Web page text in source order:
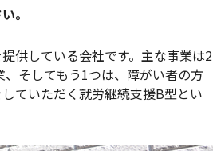
。
供している会社です。主な事業は2
そしてもう1つは、障がい者の方
ていただく就労継続支援B型とい